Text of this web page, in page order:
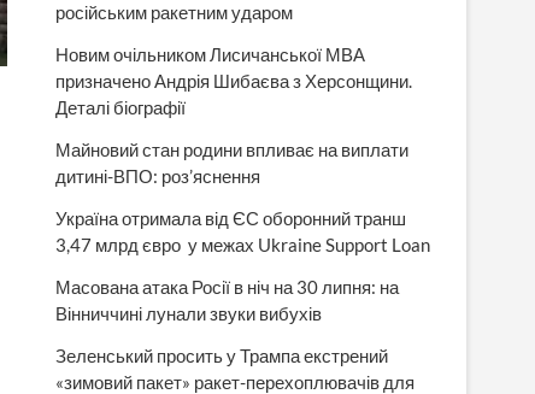
російським ракетним ударом
Новим очільником Лисичанської МВА
призначено Андрія Шибаєва з Херсонщини.
Деталі біографії
Майновий стан родини впливає на виплати
дитині-ВПО: роз’яснення
Україна отримала від ЄС оборонний транш
3,47 млрд євро у межах Ukraine Support Loan
Масована атака Росії в ніч на 30 липня: на
Вінниччині лунали звуки вибухів
Зеленський просить у Трампа екстрений
«зимовий пакет» ракет-перехоплювачів для